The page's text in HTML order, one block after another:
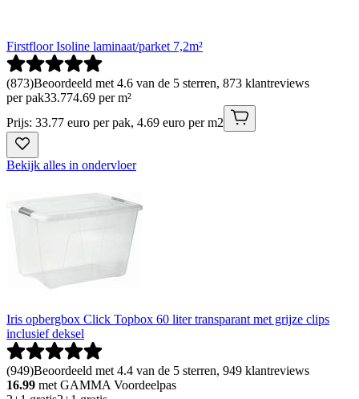
Firstfloor Isoline laminaat/parket 7,2m²
(873)Beoordeeld met 4.6 van de 5 sterren, 873 klantreviews
per pak33.774.69 per m²
Prijs: 33.77 euro per pak, 4.69 euro per m2
Bekijk alles in ondervloer
Iris opbergbox Click Topbox 60 liter transparant met grijze clips
inclusief deksel
(949)Beoordeeld met 4.4 van de 5 sterren, 949 klantreviews
16.99 met GAMMA Voordeelpas